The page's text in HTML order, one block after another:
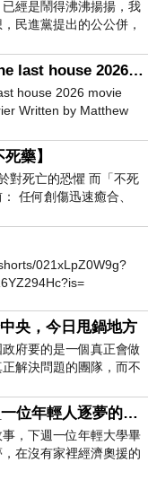
經是鬧得沸沸揚揚，我
民進黨提出的公公併，
鬧出最大的醜
電影最後孤屋2026 the last house 2026 movie
house 2026 movie
Written by Matthew
Wa
藥】
對死亡的恐懼 而「不死
任何創傷迅速癒合、
021xLpZ0W9g?
央，今日甩鍋地方
政府要的是一個真正會做
解決問題的團隊，而不
，最近民進黨
小朱週記 20260808_一位年輕人逐夢的真實故事
，下週一位年輕大學畢
在沒有家裡經濟奧援的
累積出國基